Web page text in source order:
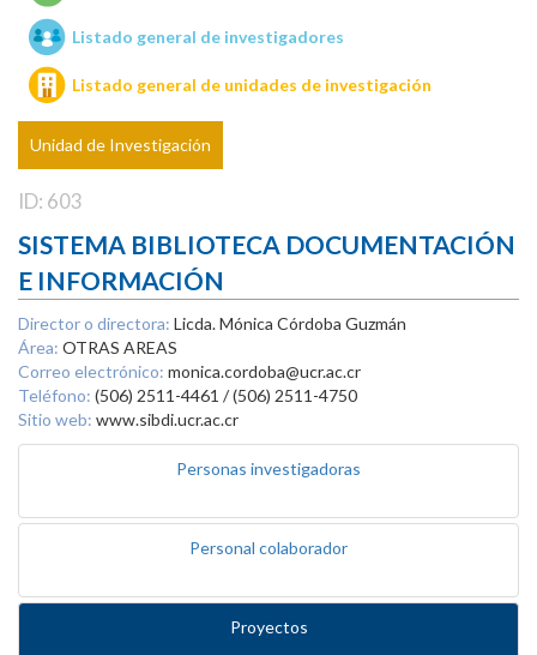
Unidades de investigación
Listado general de investigadores
Listado general de unidades de investigación
Unidad de Investigación
ID: 603
SISTEMA BIBLIOTECA DOCUMENTACIÓN
E INFORMACIÓN
Director o directora: Licda. Mónica Córdoba Guzmán
Área: OTRAS AREAS
Correo electrónico: monica.cordoba@ucr.ac.cr
Teléfono: (506) 2511-4461 / (506) 2511-4750
Sitio web: www.sibdi.ucr.ac.cr
Personas investigadoras
Personal colaborador
Proyectos